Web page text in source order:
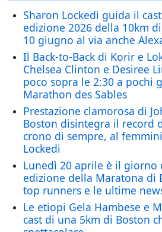
Sharon Lockedi guida il
edizione 2026 della 10km
10 giugno al via anche
Il Back-to-Back di Korir e
Chelsea Clinton e Desiree
poco sopra le 2:30 a pochi
Marathon des Sables
Prestazione clamorosa di
Boston disintegra il record
crono di sempre, al
Lockedi
Lunedì 20 aprile è il giorno
edizione della Maratona di
top runners e le ultime
Le etiopi Gela Hambese e
cast di una 5km di Boston